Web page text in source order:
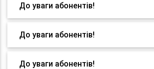
До уваги абонентів!
До уваги абонентів!
До уваги абонентів!